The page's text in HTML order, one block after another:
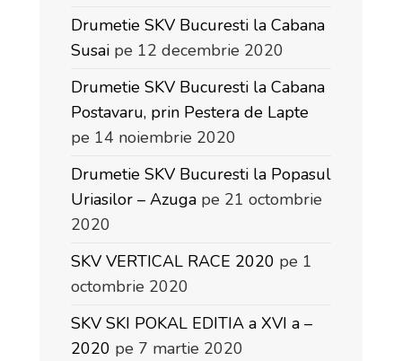
Drumetie SKV Bucuresti la Cabana
Susai pe 12 decembrie 2020
Drumetie SKV Bucuresti la Cabana
Postavaru, prin Pestera de Lapte
pe 14 noiembrie 2020
Drumetie SKV Bucuresti la Popasul
Uriasilor – Azuga pe 21 octombrie
2020
SKV VERTICAL RACE 2020 pe 1
octombrie 2020
SKV SKI POKAL EDITIA a XVI a –
2020 pe 7 martie 2020